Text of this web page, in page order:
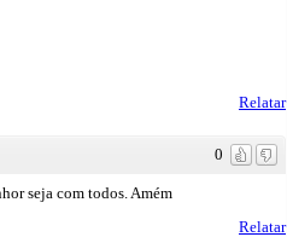
Relatar
0
seja com todos. Amém
Relatar